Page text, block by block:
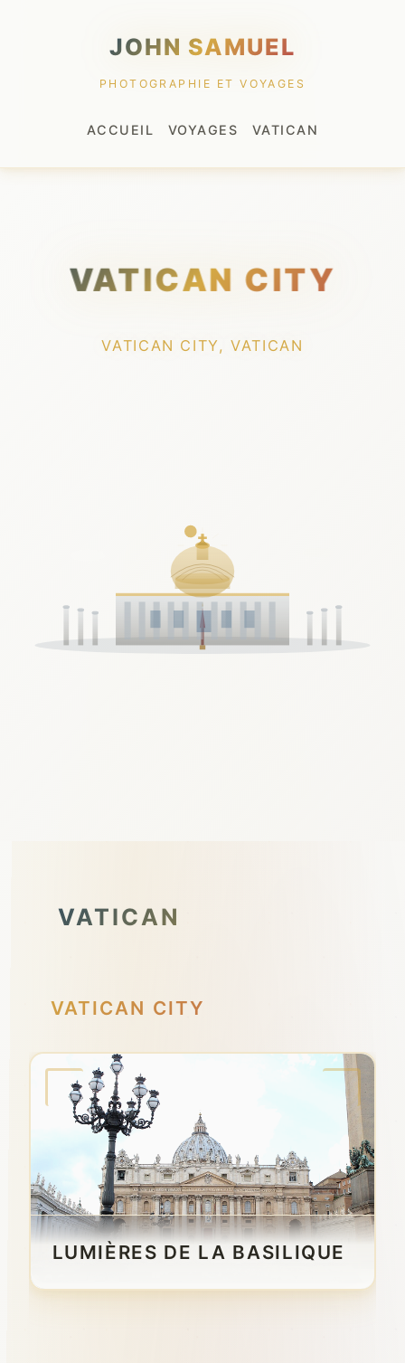
JOHN SAMUEL
PHOTOGRAPHIE ET VOYAGES
ACCUEIL VOYAGES VATICAN
VATICAN CITY
VATICAN CITY, VATICAN
VATICAN
VATICAN CITY